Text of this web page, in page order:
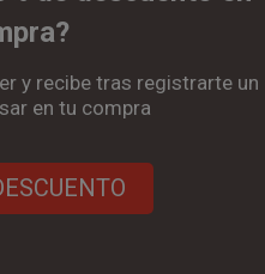
y recibe tras registrarte un
en tu compra